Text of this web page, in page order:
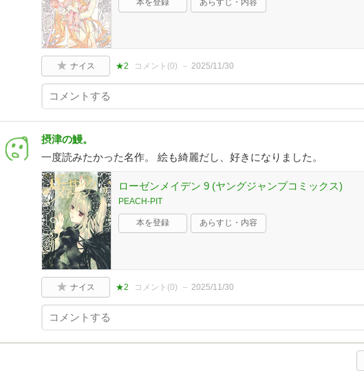
本を登録 あらすじ・内容
ナイス ★2 コメント(0) 2025/11/30
摂津の鰻。
一度読みたかった名作。 絵も綺麗だし、好きになりました。
ローゼンメイデン 9 (ヤングジャンプコミックス)
PEACH-PIT
本を登録 あらすじ・内容
ナイス ★2 コメント(0) 2025/11/30